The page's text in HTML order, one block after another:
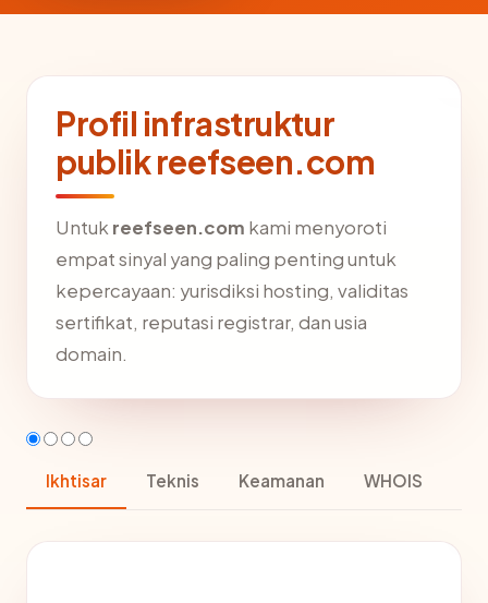
Profil infrastruktur
publik reefseen.com
Untuk reefseen.com kami menyoroti
empat sinyal yang paling penting untuk
kepercayaan: yurisdiksi hosting, validitas
sertifikat, reputasi registrar, dan usia
domain.
Ikhtisar Teknis Keamanan WHOIS